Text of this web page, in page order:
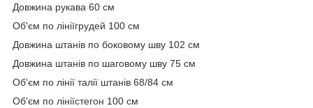
Довжина рукава 60 см
Об'єм по лініїгрудей 100 см
Довжина штанів по боковому шву 102 см
Довжина штанів по шаговому шву 75 см
Об'єм по лінії талії штанів 68/84 см
Об'єм по лініїстегон 100 см